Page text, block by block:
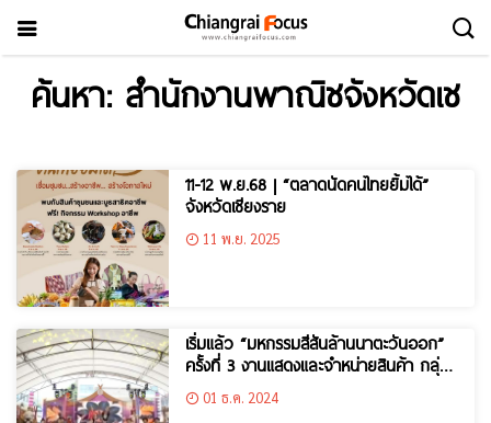
ค้นหา: สำนักงานพาณิชจังหวัดเช
11-12 พ.ย.68 | “ตลาดนัดคนไทยยิ้มได้”
จังหวัดเชียงราย
11 พ.ย. 2025
เริ่มแล้ว “มหกรรมสีสันล้านนาตะวันออก”
ครั้งที่ 3 งานแสดงและจำหน่ายสินค้า กลุ่ม
จังหวัดภาคเหนือตอนบน 2 (East-
Northern Thailand & GMS Expo) ณ
01 ธ.ค. 2024